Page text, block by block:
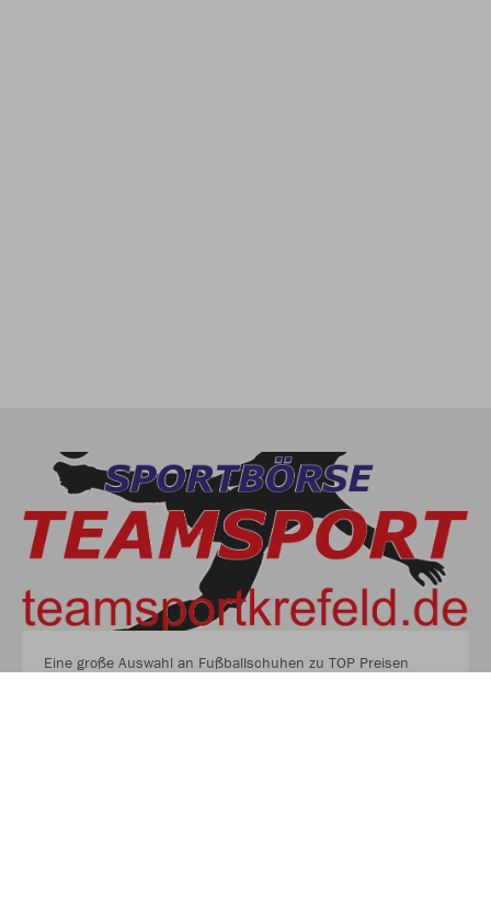
Eine große Auswahl an Fußballschuhen zu TOP Preisen